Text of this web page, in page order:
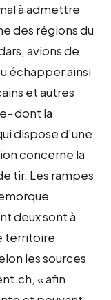
à admettre
des régions du
avions de
échapper ainsi
et autres
dont la
dispose d’une
concerne la
tir. Les rampes
deux sont à
territoire
les sources
« afin